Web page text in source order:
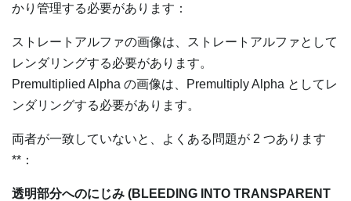
かり管理する必要があります：
ストレートアルファの画像は、ストレートアルファとして
レンダリングする必要があります。
Premultiplied Alpha の画像は、Premultiply Alpha としてレ
ンダリングする必要があります。
両者が一致していないと、よくある問題が 2 つあります
**：
透明部分へのにじみ (BLEEDING INTO TRANSPARENT